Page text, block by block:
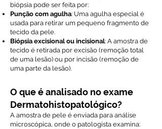
biópsia pode ser feita por:
Punção com agulha: Uma agulha especial é
usada para retirar um pequeno fragmento de
tecido da pele.
Biópsia excisional ou incisional: A amostra de
tecido é retirada por excisão (remoção total
de uma lesão) ou por incisão (remoção de
uma parte da lesão).
O que é analisado no exame
Dermatohistopatológico?
A amostra de pele é enviada para análise
microscópica, onde o patologista examina: